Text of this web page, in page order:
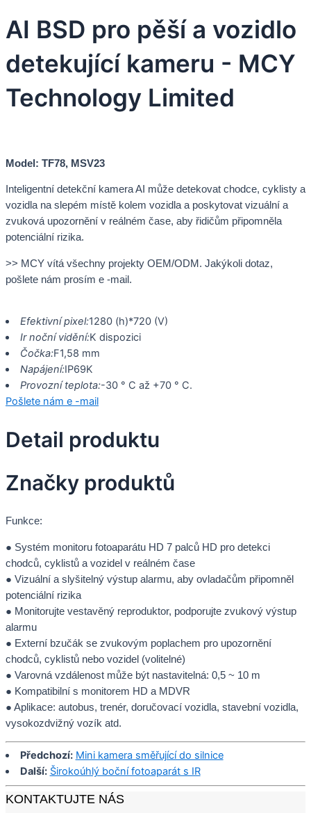
AI BSD pro pěší a vozidlo
detekující kameru - MCY
Technology Limited
Model: TF78, MSV23
Inteligentní detekční kamera AI může detekovat chodce, cyklisty a
vozidla na slepém místě kolem vozidla a poskytovat vizuální a
zvuková upozornění v reálném čase, aby řidičům připomněla
potenciální rizika.
>> MCY vítá všechny projekty OEM/ODM. Jakýkoli dotaz,
pošlete nám prosím e -mail.
Efektivní pixel:1280 (h)*720 (V)
Ir noční vidění:K dispozici
Čočka:F1,58 mm
Napájení:IP69K
Provozní teplota:-30 ° C až +70 ° C.
Pošlete nám e -mail
Detail produktu
Značky produktů
Funkce:
● Systém monitoru fotoaparátu HD 7 palců HD pro detekci
chodců, cyklistů a vozidel v reálném čase
● Vizuální a slyšitelný výstup alarmu, aby ovladačům připomněl
potenciální rizika
● Monitorujte vestavěný reproduktor, podporujte zvukový výstup
alarmu
● Externí bzučák se zvukovým poplachem pro upozornění
chodců, cyklistů nebo vozidel (volitelné)
● Varovná vzdálenost může být nastavitelná: 0,5 ~ 10 m
● Kompatibilní s monitorem HD a MDVR
● Aplikace: autobus, trenér, doručovací vozidla, stavební vozidla,
vysokozdvižný vozík atd.
Předchozí: Mini kamera směřující do silnice
Další: Širokoúhlý boční fotoaparát s IR
KONTAKTUJTE NÁS